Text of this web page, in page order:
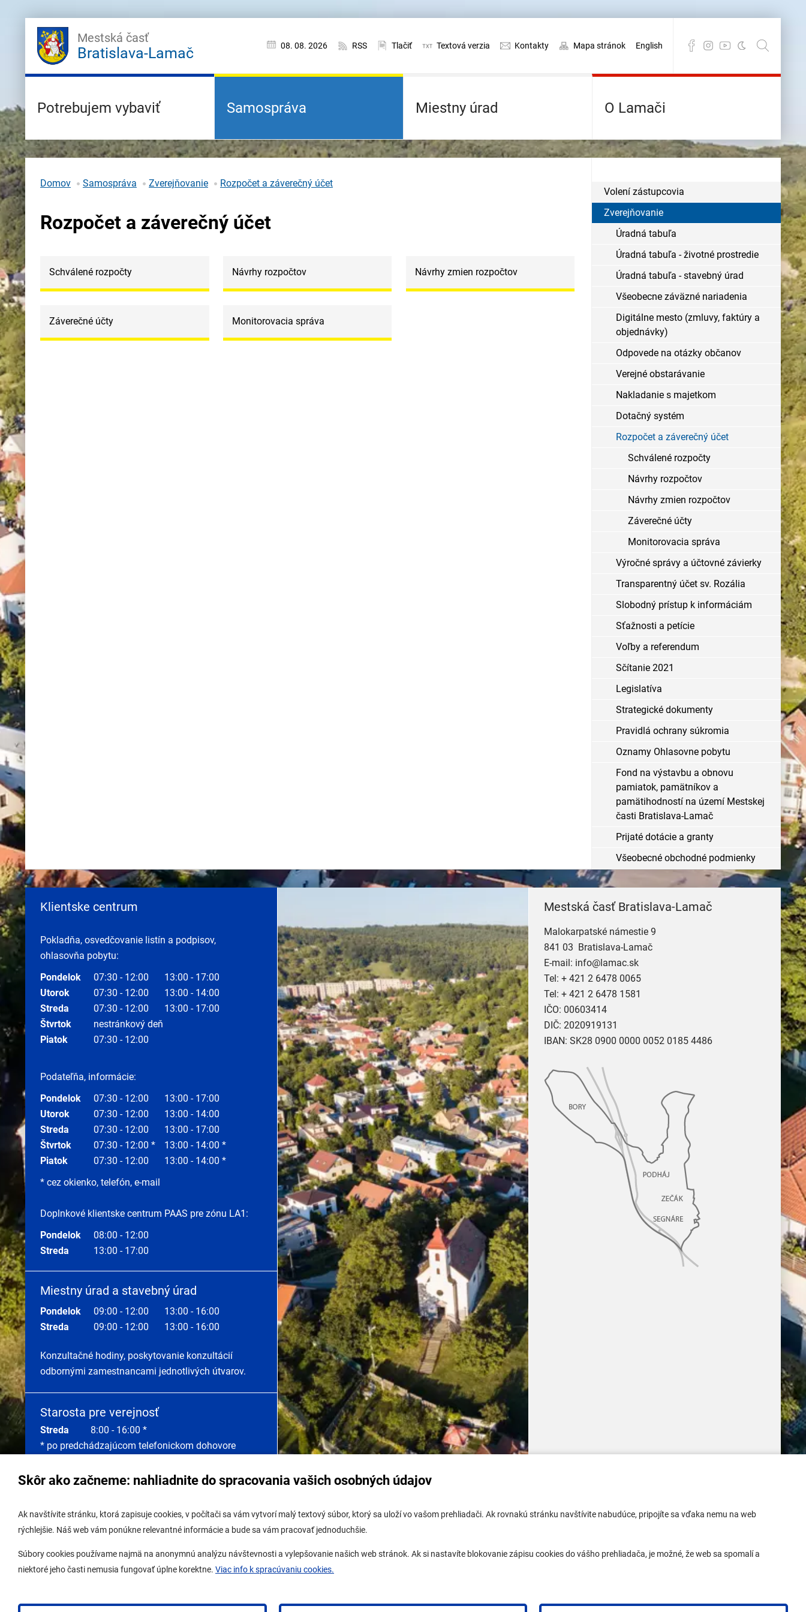
Skôr ako začneme: nahliadnite do spracovania vašich osobných údajov
Ak navštívite stránku, ktorá zapisuje cookies, v počítači sa vám vytvorí malý textový súbor, ktorý sa uloží vo vašom prehliadači. Ak rovnakú stránku navštívite nabudúce, pripojíte sa vďaka nemu na web
rýchlejšie. Náš web vám ponúkne relevantné informácie a bude sa vám pracovať jednoduchšie.
Súbory cookies používame najmä na anonymnú analýzu návštevnosti a vylepšovanie našich web stránok. Ak si nastavíte blokovanie zápisu cookies do vášho prehliadača, je možné, že web sa spomalí a
niektoré jeho časti nemusia fungovať úplne korektne. Viac info k spracúvaniu cookies.
Mestská časť
Bratislava-Lamač 08. 08. 2026 RSS Tlačiť Textová verzia Kontakty Mapa stránok English
Potrebujem vybaviť Samospráva Miestny úrad O Lamači
Domov Samospráva Zverejňovanie Rozpočet a záverečný účet
Rozpočet a záverečný účet
Schválené rozpočty Návrhy rozpočtov Návrhy zmien rozpočtov
Záverečné účty Monitorovacia správa
Volení zástupcovia
Zverejňovanie
Úradná tabuľa
Úradná tabuľa - životné prostredie
Úradná tabuľa - stavebný úrad
Všeobecne záväzné nariadenia
Digitálne mesto (zmluvy, faktúry a
objednávky)
Odpovede na otázky občanov
Verejné obstarávanie
Nakladanie s majetkom
Dotačný systém
Rozpočet a záverečný účet
Schválené rozpočty
Návrhy rozpočtov
Návrhy zmien rozpočtov
Záverečné účty
Monitorovacia správa
Výročné správy a účtovné závierky
Transparentný účet sv. Rozália
Slobodný prístup k informáciám
Sťažnosti a petície
Voľby a referendum
Sčítanie 2021
Legislatíva
Strategické dokumenty
Pravidlá ochrany súkromia
Oznamy Ohlasovne pobytu
Fond na výstavbu a obnovu
pamiatok, pamätníkov a
pamätihodností na území Mestskej
časti Bratislava-Lamač
Prijaté dotácie a granty
Všeobecné obchodné podmienky
Klientske centrum
Pokladňa, osvedčovanie listín a podpisov,
ohlasovňa pobytu:
Pondelok
07:30 - 12:00
13:00 - 17:00
Utorok
07:30 - 12:00
13:00 - 14:00
Streda
07:30 - 12:00
13:00 - 17:00
Štvrtok
nestránkový deň
Piatok
07:30 - 12:00
Podateľňa, informácie:
Pondelok
07:30 - 12:00
13:00 - 17:00
Utorok
07:30 - 12:00
13:00 - 14:00
Streda
07:30 - 12:00
13:00 - 17:00
Štvrtok
07:30 - 12:00 *
13:00 - 14:00 *
Piatok
07:30 - 12:00
13:00 - 14:00 *
* cez okienko, telefón, e-mail
Doplnkové klientske centrum PAAS pre zónu LA1:
Pondelok
08:00 - 12:00
Streda
13:00 - 17:00
Miestny úrad a stavebný úrad
Pondelok 09:00 - 12:00
13:00 - 16:00
Streda
09:00 - 12:00 13:00 - 16:00
Konzultačné hodiny, poskytovanie konzultácií
odbornými zamestnancami jednotlivých útvarov.
Starosta pre verejnosť
Streda 8:00 - 16:00 *
* po predchádzajúcom telefonickom dohovore
Mestská časť Bratislava-Lamač
Malokarpatské námestie 9
841 03 Bratislava-Lamač
E-mail: info@lamac.sk
Tel:+ 421 2 6478 0065
Tel:+ 421 2 6478 1581
IČO: 00603414
DIČ: 2020919131
IBAN: SK28 0900 0000 0052 0185 4486
info@lamac.sk
0948337317
Ochrana osobných údajov
Úradná tabuľa - životné prostredie
Digitálne mesto